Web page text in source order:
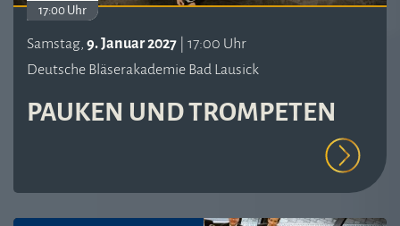
17:00 Uhr
Samstag, 9. Januar 2027 | 17:00 Uhr
Deutsche Bläserakademie Bad Lausick
PAUKEN UND TROMPETEN